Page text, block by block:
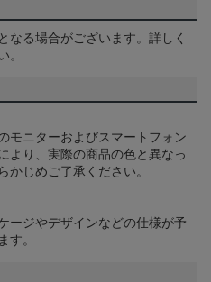
なる場合がございます。詳しく
。
モニターおよびスマートフォン
より、実際の商品の色と異なっ
かじめご了承ください。
ージやデザインなどの仕様が予
す。